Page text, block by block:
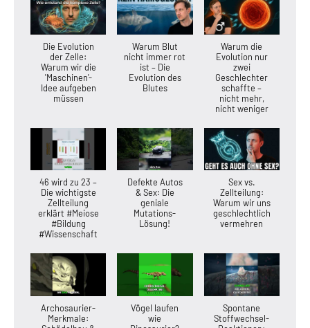
Die Evolution
der Zelle:
Warum wir die
'Maschinen'-
Idee aufgeben
müssen
Warum Blut
nicht immer rot
ist – Die
Evolution des
Blutes
Warum die
Evolution nur
zwei
Geschlechter
schaffte –
nicht mehr,
nicht weniger
46 wird zu 23 –
Die wichtigste
Zellteilung
erklärt #Meiose
#Bildung
#Wissenschaft
Defekte Autos
& Sex: Die
geniale
Mutations-
Lösung!
Sex vs.
Zellteilung:
Warum wir uns
geschlechtlich
vermehren
Archosaurier-
Merkmale:
Vögel laufen
wie
Spontane
Stoffwechsel-